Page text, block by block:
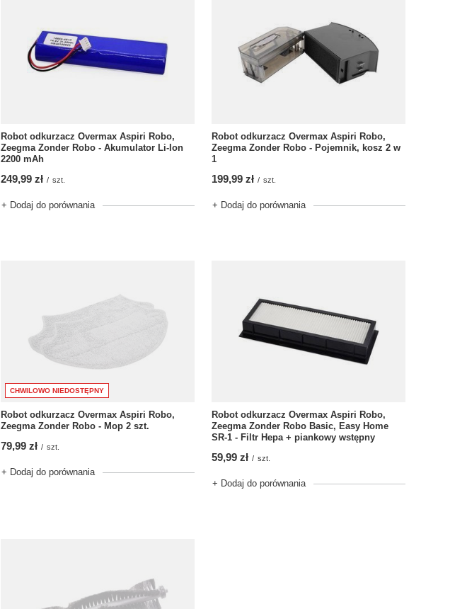
Robot odkurzacz Overmax Aspiri Robo,
Zeegma Zonder Robo - Akumulator Li-Ion
2200 mAh
249,99 zł / szt.
+ Dodaj do porównania
Robot odkurzacz Overmax Aspiri Robo,
Zeegma Zonder Robo - Pojemnik, kosz 2 w
1
199,99 zł / szt.
+ Dodaj do porównania
CHWILOWO NIEDOSTĘPNY
Robot odkurzacz Overmax Aspiri Robo,
Zeegma Zonder Robo - Mop 2 szt.
79,99 zł / szt.
+ Dodaj do porównania
Robot odkurzacz Overmax Aspiri Robo,
Zeegma Zonder Robo Basic, Easy Home
SR-1 - Filtr Hepa + piankowy wstępny
59,99 zł / szt.
+ Dodaj do porównania